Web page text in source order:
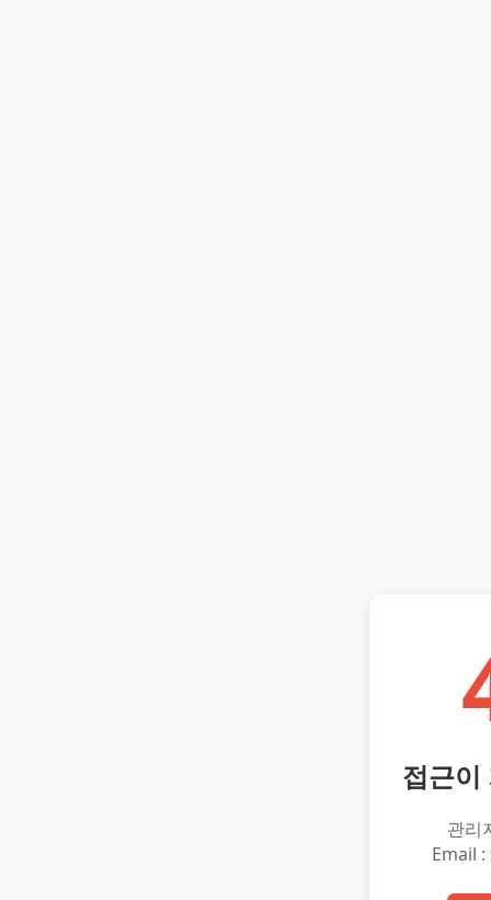
접근이
관리
Email